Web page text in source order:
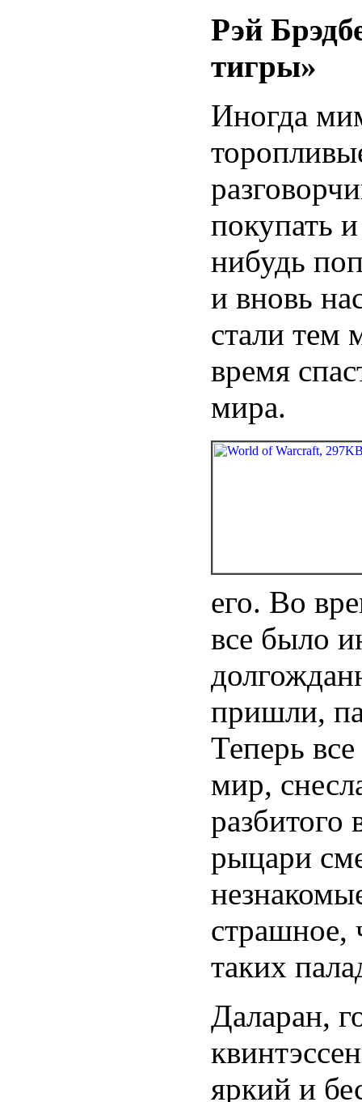
Рэй
тигры»
Иногда
покупать
нибудь
и вновь
стали тем
время
мира.
его. Во
все было
пришли,
Теперь
мир,
рыцари
страшное,
таких
Даларан,
яркий и